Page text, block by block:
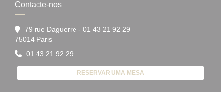
Contacte-nos
79 rue Daguerre - 01 43 21 92 29
75014 Paris((abre numa nova janela))
01 43 21 92 29
RESERVAR UMA MESA